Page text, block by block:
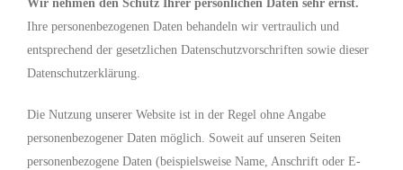
Wir nehmen den Schutz Ihrer persönlichen Daten sehr ernst.
Ihre personenbezogenen Daten behandeln wir vertraulich und
entsprechend der gesetzlichen Datenschutzvorschriften sowie dieser
Datenschutzerklärung.
Die Nutzung unserer Website ist in der Regel ohne Angabe
personenbezogener Daten möglich. Soweit auf unseren Seiten
personenbezogene Daten (beispielsweise Name, Anschrift oder E-